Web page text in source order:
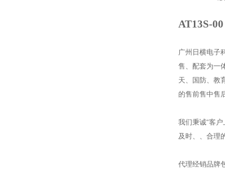
AT13S-
广州日横电子
售、配套为一
天、国防、教
的售前售中售
我们秉诚“客
及时、、合理
代理经销品牌